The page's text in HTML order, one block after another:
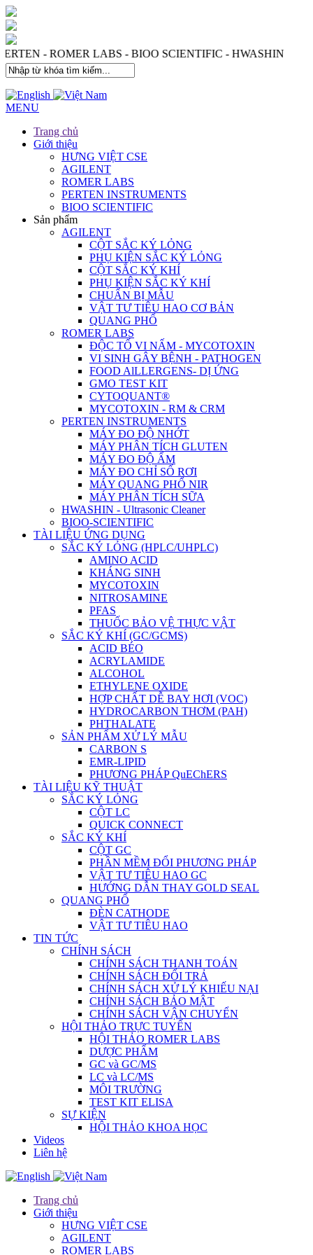
- ROMER LABS - BIOO SCIENTIFIC - HWASHIN
MENU
Trang chủ
Giới thiệu
HƯNG VIỆT CSE
AGILENT
ROMER LABS
PERTEN INSTRUMENTS
BIOO SCIENTIFIC
Sản phẩm
AGILENT
CỘT SẮC KÝ LỎNG
PHỤ KIỆN SẮC KÝ LỎNG
CỘT SẮC KÝ KHÍ
PHỤ KIỆN SẮC KÝ KHÍ
CHUẨN BỊ MẪU
VẬT TƯ TIÊU HAO CƠ BẢN
QUANG PHỔ
ROMER LABS
ĐỘC TỐ VI NẤM - MYCOTOXIN
VI SINH GÂY BỆNH - PATHOGEN
FOOD AlLLERGENS- DỊ ỨNG
GMO TEST KIT
CYTOQUANT®
MYCOTOXIN - RM & CRM
PERTEN INSTRUMENTS
MÁY ĐO ĐỘ NHỚT
MÁY PHÂN TÍCH GLUTEN
MÁY ĐO ĐỘ ẨM
MÁY ĐO CHỈ SỐ RƠI
MÁY QUANG PHỔ NIR
MÁY PHÂN TÍCH SỮA
HWASHIN - Ultrasonic Cleaner
BIOO-SCIENTIFIC
TÀI LIỆU ỨNG DỤNG
SẮC KÝ LỎNG (HPLC/UHPLC)
AMINO ACID
KHÁNG SINH
MYCOTOXIN
NITROSAMINE
PFAS
THUỐC BẢO VỆ THỰC VẬT
SẮC KÝ KHÍ (GC/GCMS)
ACID BÉO
ACRYLAMIDE
ALCOHOL
ETHYLENE OXIDE
HỢP CHẤT DỄ BAY HƠI (VOC)
HYDROCARBON THƠM (PAH)
PHTHALATE
SẢN PHẨM XỬ LÝ MẪU
CARBON S
EMR-LIPID
PHƯƠNG PHÁP QuEChERS
TÀI LIỆU KỸ THUẬT
SẮC KÝ LỎNG
CỘT LC
QUICK CONNECT
SẮC KÝ KHÍ
CỘT GC
PHẦN MỀM ĐỔI PHƯƠNG PHÁP
VẬT TƯ TIÊU HAO GC
HƯỚNG DẪN THAY GOLD SEAL
QUANG PHỔ
ĐÈN CATHODE
VẬT TƯ TIÊU HAO
TIN TỨC
CHÍNH SÁCH
CHÍNH SÁCH THANH TOÁN
CHÍNH SÁCH ĐỔI TRẢ
CHÍNH SÁCH XỬ LÝ KHIẾU NẠI
CHÍNH SÁCH BẢO MẬT
CHÍNH SÁCH VẬN CHUYỂN
HỘI THẢO TRỰC TUYẾN
HỘI THẢO ROMER LABS
DƯỢC PHẨM
GC và GC/MS
LC và LC/MS
MÔI TRƯỜNG
TEST KIT ELISA
SỰ KIỆN
HỘI THẢO KHOA HỌC
Videos
Liên hệ
Trang chủ
Giới thiệu
HƯNG VIỆT CSE
AGILENT
ROMER LABS